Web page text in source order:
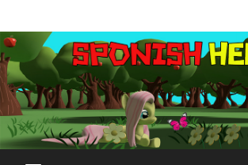
al
contenido
SPONISH